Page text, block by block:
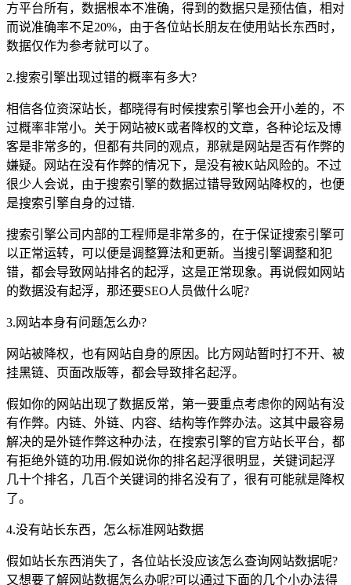
方平台所有，数据根本不准确，得到的数据只是预估值，相对
而说准确率不足20%，由于各位站长朋友在使用站长东西时，
数据仅作为参考就可以了。
2.搜索引擎出现过错的概率有多大?
相信各位资深站长，都晓得有时候搜索引擎也会开小差的，不
过概率非常小。关于网站被K或者降权的文章，各种论坛及博
客是非常多的，但都有共同的观点，那就是网站是否有作弊的
嫌疑。网站在没有作弊的情况下，是没有被K站风险的。不过
很少人会说，由于搜索引擎的数据过错导致网站降权的，也便
是搜索引擎自身的过错.
搜索引擎公司内部的工程师是非常多的，在于保证搜索引擎可
以正常运转，可以便是调整算法和更新。当搜引擎调整和犯
错，都会导致网站排名的起浮，这是正常现象。再说假如网站
的数据没有起浮，那还要SEO人员做什么呢?
3.网站本身有问题怎么办?
网站被降权，也有网站自身的原因。比方网站暂时打不开、被
挂黑链、页面改版等，都会导致排名起浮。
假如你的网站出现了数据反常，第一要重点考虑你的网站有没
有作弊。内链、外链、内容、结构等作弊办法。这其中最容易
解决的是外链作弊这种办法，在搜索引擎的官方站长平台，都
有拒绝外链的功用.假如说你的排名起浮很明显，关键词起浮
几十个排名，几百个关键词的排名没有了，很有可能就是降权
了。
4.没有站长东西，怎么标准网站数据
假如站长东西消失了，各位站长没应该怎么查询网站数据呢?
又想要了解网站数据怎么办呢?可以通过下面的几个小办法得